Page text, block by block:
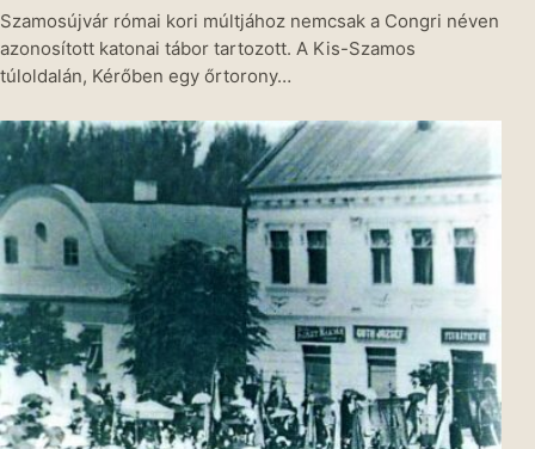
Szamosújvár római kori múltjához nemcsak a Congri néven
azonosított katonai tábor tartozott. A Kis-Szamos
túloldalán, Kérőben egy őrtorony…